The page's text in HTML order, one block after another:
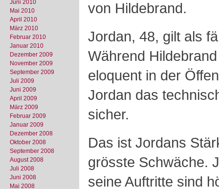
Juni 2010
Mai 2010
April 2010
März 2010
Februar 2010
Januar 2010
Dezember 2009
November 2009
September 2009
Juli 2009
Juni 2009
April 2009
März 2009
Februar 2009
Januar 2009
Dezember 2008
Oktober 2008
September 2008
August 2008
Juli 2008
Juni 2008
Mai 2008
von Hildebrand.
Jordan, 48, gilt als
Während
eloquent in der
Jordan das
sicher.
Das ist Jordans
grösste Schwäche.
seine Auftritte sind